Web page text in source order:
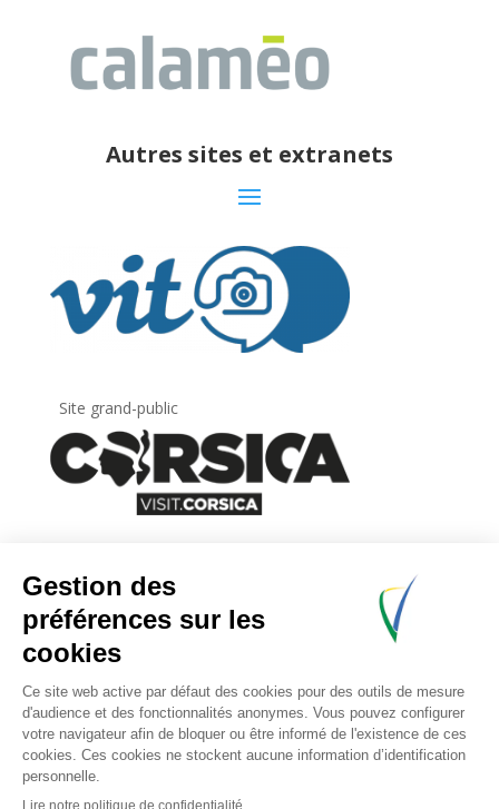
Autres sites et extranets
Site grand-public
Inscrivez-vous à la lettre d’information
de
l’Agence du tourisme de la Corse.